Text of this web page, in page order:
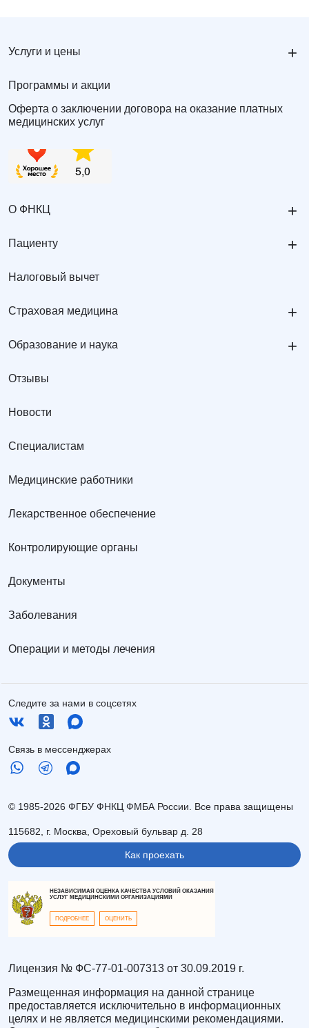
Услуги и цены +
Программы и акции
Оферта о заключении договора на оказание платных
медицинских услуг
О ФНКЦ +
Пациенту +
Налоговый вычет
Страховая медицина +
Образование и наука +
Отзывы
Новости
Специалистам
Медицинские работники
Лекарственное обеспечение
Контролирующие органы
Документы
Заболевания
Операции и методы лечения
Следите за нами в соцсетях
Связь в мессенджерах
© 1985-2026 ФГБУ ФНКЦ ФМБА России. Все права защищены
115682, г. Москва, Ореховый бульвар д. 28
Как проехать
НЕЗАВИСИМАЯ ОЦЕНКА КАЧЕСТВА УСЛОВИЙ ОКАЗАНИЯ
УСЛУГ МЕДИЦИНСКИМИ ОРГАНИЗАЦИЯМИ
ПОДРОБНЕЕ ОЦЕНИТЬ
Лицензия № ФС-77-01-007313 от 30.09.2019 г.
Размещенная информация на данной странице
предоставляется исключительно в информационных
целях и не является медицинскими рекомендациями.